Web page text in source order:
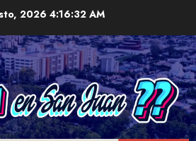
2026 4:16:33 AM